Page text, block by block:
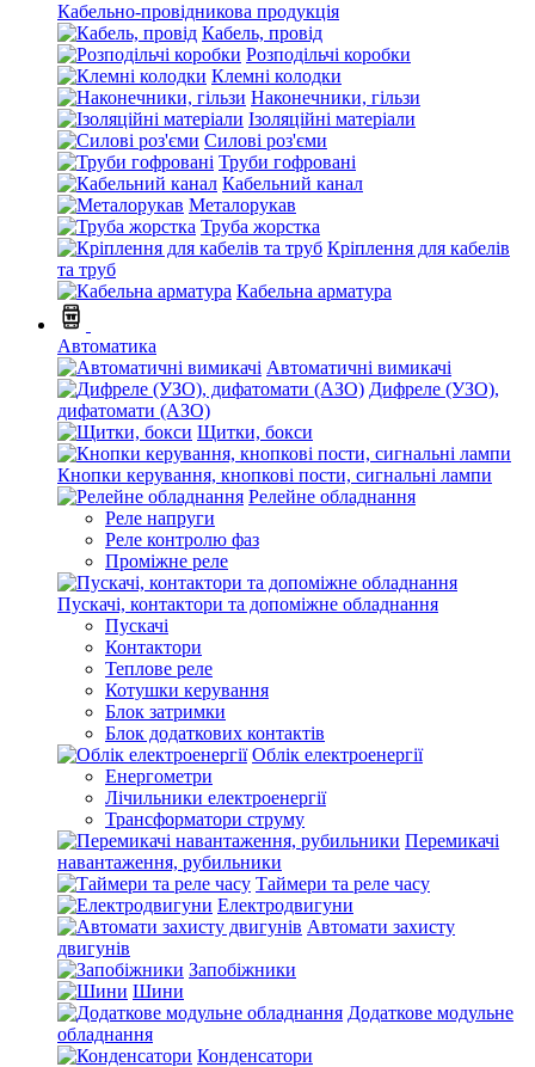
Кабельно-провідникова продукція
Кабель, провід
Розподільчі коробки
Клемні колодки
Наконечники, гільзи
Ізоляційні матеріали
Силові роз'єми
Труби гофровані
Кабельний канал
Металорукав
Труба жорстка
Кріплення для кабелів
та труб
Кабельна арматура
Автоматика
Автоматичні вимикачі
Дифреле (УЗО),
дифатомати (АЗО)
Щитки, бокси
Кнопки керування, кнопкові пости, сигнальні лампи
Релейне обладнання
Реле напруги
Реле контролю фаз
Проміжне реле
Пускачі, контактори та допоміжне обладнання
Пускачі
Контактори
Теплове реле
Котушки керування
Блок затримки
Блок додаткових контактів
Облік електроенергії
Енергометри
Лічильники електроенергії
Трансформатори струму
Перемикачі
навантаження, рубильники
Таймери та реле часу
Електродвигуни
Автомати захисту
двигунів
Запобіжники
Шини
Додаткове модульне
обладнання
Конденсатори